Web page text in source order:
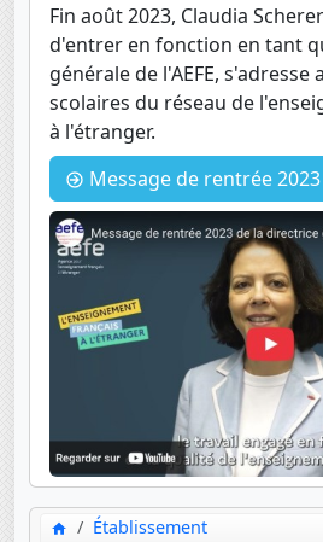
Fin août 2023, Claudia
d'entrer en fonction en tant
générale de l'AEFE,
scolaires du réseau de
à l'étranger.
Message de rentrée 2023
Établissement